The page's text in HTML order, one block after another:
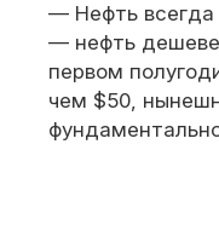
— Нефть всегда
— нефть
первом
чем $50,